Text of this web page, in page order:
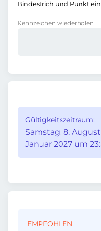
Bindestrich und Punkt
Kennzeichen wiederholen
Gültigkeitszeitraum:
Samstag, 8.
Januar 2027 um
EMPFOHLEN